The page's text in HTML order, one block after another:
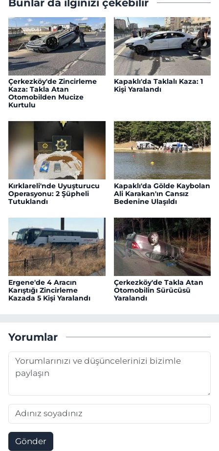
Çerkezköy'de Zincirleme
Kaza: Takla Atan
Otomobilden Mucize
Kurtulu
Kapaklı'da Taklalı Kaza: 1
Kişi Yaralandı
Kırklareli'nde Uyuşturucu
Operasyonu: 2 Şüpheli
Tutuklandı
Kapaklı'da Gölde Kaybolan
Ali Karakan'ın Cansız
Bedenine Ulaşıldı
Ergene'de 4 Aracın
Karıştığı Zincirleme
Kazada 5 Kişi Yaralandı
Çerkezköy'de Takla Atan
Otomobilin Sürücüsü
Yaralandı
Yorumlar
Gönder